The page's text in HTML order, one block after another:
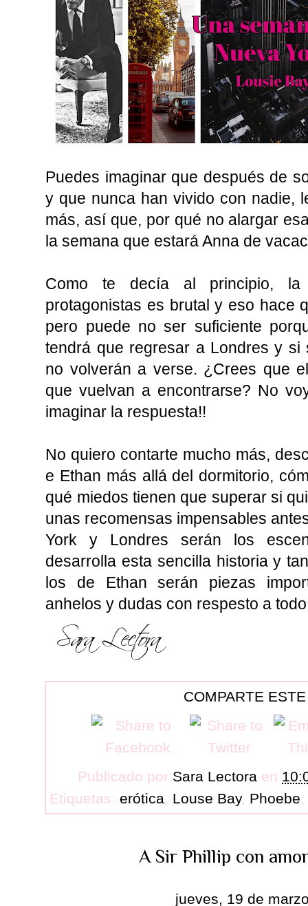
Puedes imaginar que después de
y que nunca han vivido con nadie,
más, así que, por qué no alargar
la semana que estará Anna de
Como te decía al principio,
protagonistas es brutal y eso hace
pero puede no ser suficiente
tendrá que regresar a Londres y si
no volverán a verse. ¿Crees que
que vuelvan a encontrarse? No
imaginar la respuesta!!
No quiero contarte mucho más,
e Ethan más allá del dormitorio,
qué miedos tienen que superar si
unas recomensas impensables
York y Londres serán los
desarrolla esta sencilla historia y
los de Ethan serán piezas
anhelos y dudas con respesto a
COMPARTE
Publicado por Sara Lectora en
Etiquetas:erótica, Louse Bay, Phoebe
A Sir Phillip con
jueves, 19 de